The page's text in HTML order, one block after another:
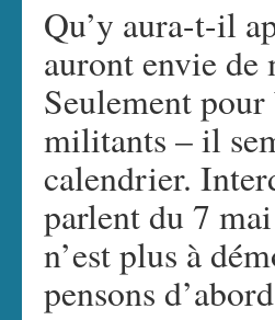
Qu’y aura-t-il
auront envie de
Seulement
militants – il
calendrier.
parlent du 7
n’est plus à
pensons